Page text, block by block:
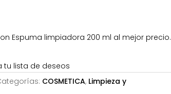
Espuma limpiadora 200 ml al mejor precio.
tu lista de deseos
COSMETICA, Limpieza y